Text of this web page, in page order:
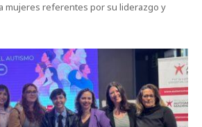
mujeres referentes por su liderazgo y